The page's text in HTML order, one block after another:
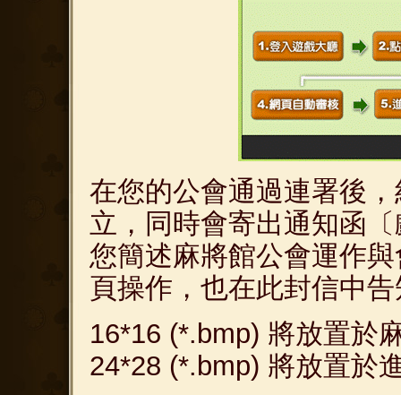
在您的公會通過連署後
立，同時會寄出通知函
您簡述麻將館公會運作
頁操作，也在此封信中
16*16 (*.bmp) 將放置於
24*28 (*.bmp) 將放置於